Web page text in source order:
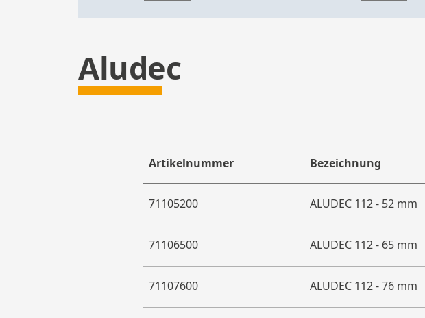
Aludec
Artikelnummer Bezeichnung
71105200 ALUDEC 112 - 52 mm
71106500 ALUDEC 112 - 65 mm
71107600 ALUDEC 112 - 76 mm